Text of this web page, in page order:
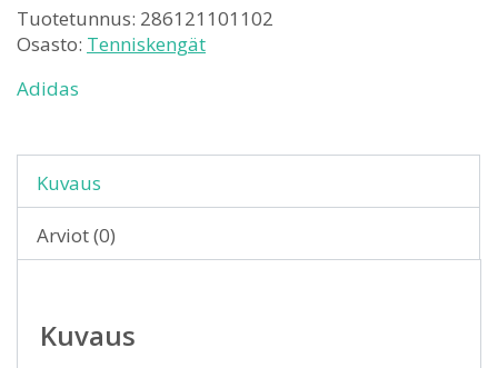
Tuotetunnus: 286121101102
Osasto: Tenniskengät
Adidas
Kuvaus
Arviot (0)
Kuvaus